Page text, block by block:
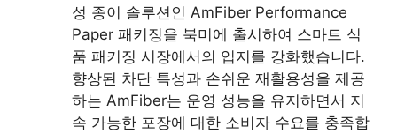
성 종이 솔루션인 AmFiber Performance
Paper 패키징을 북미에 출시하여 스마트 식
품 패키징 시장에서의 입지를 강화했습니다.
향상된 차단 특성과 손쉬운 재활용성을 제공
하는 AmFiber는 운영 성능을 유지하면서 지
속 가능한 포장에 대한 소비자 수요를 충족합